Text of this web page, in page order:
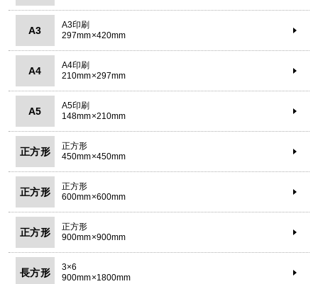
A3
A3印刷
297mm×420mm
A4
A4印刷
210mm×297mm
A5
A5印刷
148mm×210mm
正方形
正方形
450mm×450mm
正方形
正方形
600mm×600mm
正方形
正方形
900mm×900mm
長方形
3×6
900mm×1800mm